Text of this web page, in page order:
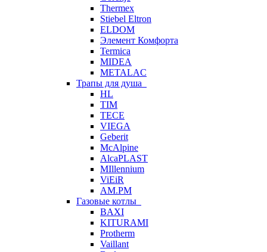
Thermex
Stiebel Eltron
ELDOM
Элемент Комфорта
Termica
MIDEA
METALAC
Трапы для душа
HL
TIM
TECE
VIEGA
Geberit
McAlpine
AlcaPLAST
MIllennium
ViEiR
AM.PM
Газовые котлы
BAXI
KITURAMI
Protherm
Vaillant